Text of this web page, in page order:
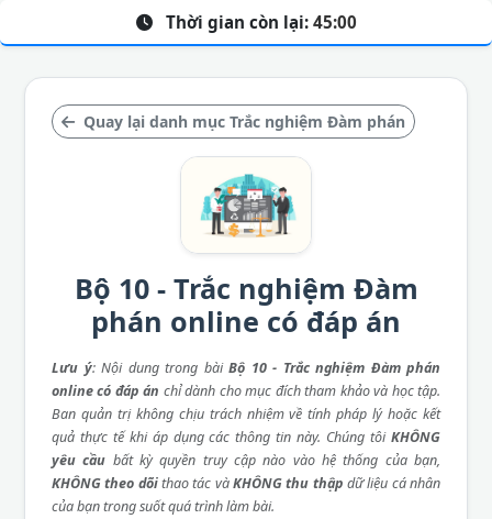
Quay lại danh mục Trắc nghiệm Đàm phán
Bộ 10 - Trắc nghiệm Đàm
phán online có đáp án
Lưu ý: Nội dung trong bài Bộ 10 - Trắc nghiệm Đàm phán
online có đáp án chỉ dành cho mục đích tham khảo và học tập.
Ban quản trị không chịu trách nhiệm về tính pháp lý hoặc kết
quả thực tế khi áp dụng các thông tin này. Chúng tôi KHÔNG
yêu cầu bất kỳ quyền truy cập nào vào hệ thống của bạn,
KHÔNG theo dõithao tác vàKHÔNG thu thập dữ liệu cá nhân
của bạn trong suốt quá trình làm bài.
Thời gian còn lại: 45:00